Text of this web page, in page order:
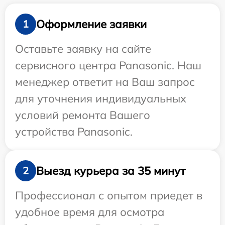
1
Оформление заявки
Оставьте заявку на сайте
сервисного центра Panasonic. Наш
менеджер ответит на Ваш запрос
для уточнения индивидуальных
условий ремонта Вашего
устройства Panasonic.
2
Выезд курьера за 35 минут
Профессионал с опытом приедет в
удобное время для осмотра